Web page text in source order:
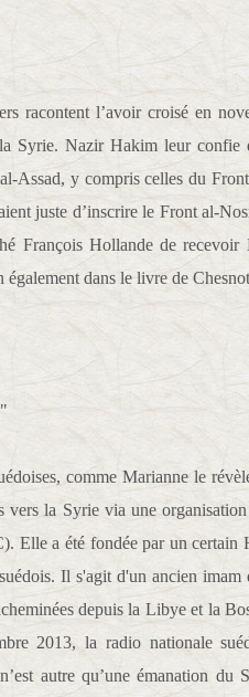
racontent l’avoir croisé en
Syrie. Nazir Hakim leur confie
Assad, y compris celles du
juste d’inscrire le Front al-
François Hollande de
également dans le livre de
comme Marianne le
vers la Syrie via une
Elle a été fondée par un certain
Il s'agit d'un ancien imam
depuis la Libye et la
2013, la radio nationale
autre qu’une émanation du